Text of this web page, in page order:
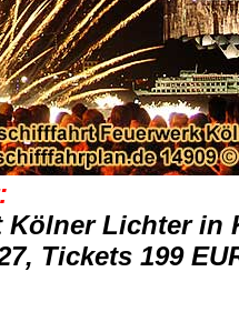
KölnerLichter in
Tickets 199